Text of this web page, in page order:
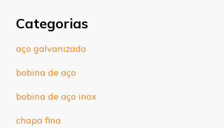
Categorias
aço galvanizado
bobina de aço
bobina de aço inox
chapa fina